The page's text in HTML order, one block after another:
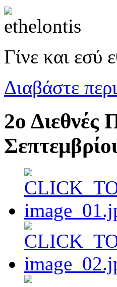
Γίνε και εσύ
Διαβάστε
2ο Διεθνές